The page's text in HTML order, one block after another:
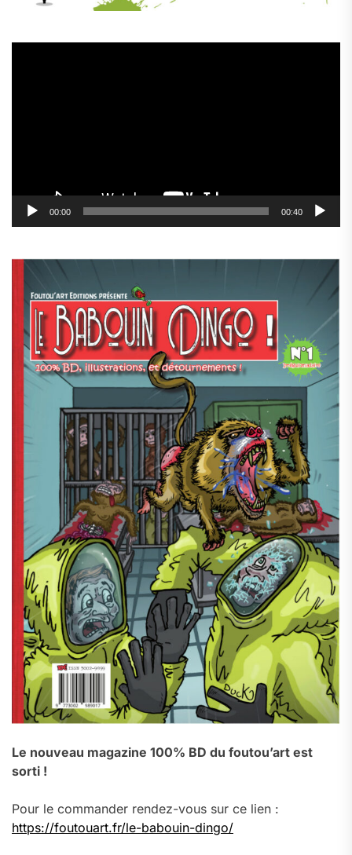
00:00 00:40
Le nouveau magazine 100% BD du foutou’art est
sorti !
Pour le commander rendez-vous sur ce lien :
https://foutouart.fr/le-babouin-dingo/